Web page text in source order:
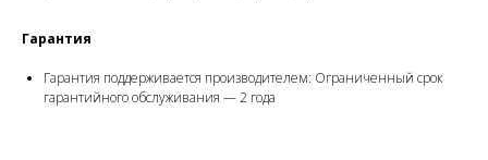
Гарантия
Гарантия поддерживается производителем: Ограниченный срок
гарантийного обслуживания — 2 года